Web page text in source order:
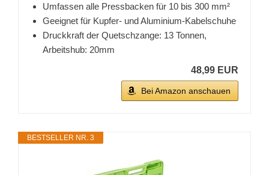
Umfassen alle Pressbacken für 10 bis 300 mm²
Geeignet für Kupfer- und Aluminium-Kabelschuhe
Druckkraft der Quetschzange: 13 Tonnen,
Arbeitshub: 20mm
48,99 EUR
Bei Amazon anschauen
BESTSELLER NR. 3